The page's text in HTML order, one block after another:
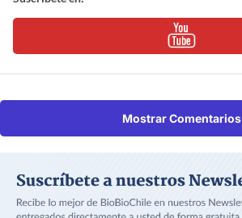
Mostrar Comentarios